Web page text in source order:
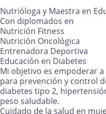
Nutrióloga y Maestra en
Con diplomados en
Nutrición Fitness
Nutrición Oncológica
Entrenadora Deportiva
Educación en Diabetes
Mi objetivo es empoderar
para prevención y control
diabetes tipo 2,
peso saludable.
Cuidado de la salud en